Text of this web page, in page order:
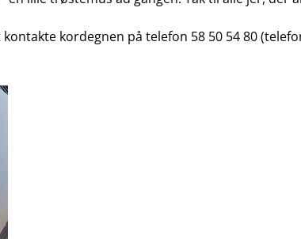
kordegnen på telefon 58 50 54 80